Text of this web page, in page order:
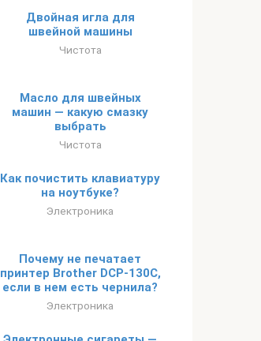
Двойная игла для
швейной машины
Чистота
Масло для швейных
машин — какую смазку
выбрать
Чистота
Как почистить клавиатуру
на ноутбуке?
Электроника
Почему не печатает
принтер Brother DCP-130C,
если в нем есть чернила?
Электроника